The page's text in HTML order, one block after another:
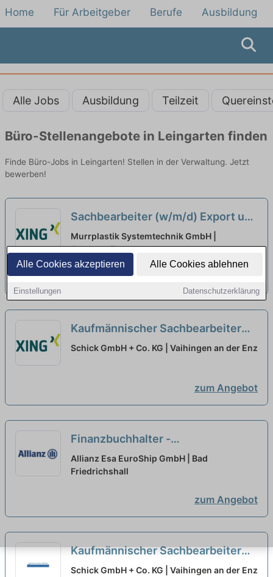
Alle Cookies akzeptieren Alle Cookies ablehnen
Einstellungen Datenschutzerklärung
Home Für Arbeitgeber Berufe Ausbildung
Alle Jobs Ausbildung Teilzeit
Büro-Stellenangebote in Leingarten finden
Finde Büro-Jobs in Leingarten! Stellen in der Verwaltung. Jetzt
bewerben!
Sachbearbeiter (w/m/d) Export und
Steuerung neu
Murrplastik Systemtechnik GmbH |
Oppenweiler
Kaufmännischer Sachbearbeiter
Logistik (m/w/d) neu
Schick GmbH + Co. KG | Vaihingen an der Enz
zum Angebot
Finanzbuchhalter -
Zahlungsverkehr / Mahnwesen
(m/w/d) neu
Allianz Esa EuroShip GmbH | Bad
Friedrichshall
zum Angebot
Kaufmännischer Sachbearbeiter
Logistik (m/w/d) neu
Schick GmbH + Co. KG | Vaihingen an der Enz